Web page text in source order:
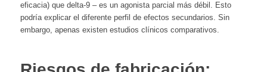
eficacia) que delta-9 – es un agonista parcial más débil. Esto
podría explicar el diferente perfil de efectos secundarios. Sin
embargo, apenas existen estudios clínicos comparativos.